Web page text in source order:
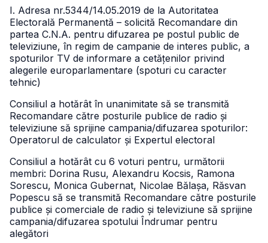
I. Adresa nr.5344/14.05.2019 de la Autoritatea
Electorală Permanentă – solicită Recomandare din
partea C.N.A. pentru difuzarea pe postul public de
televiziune, în regim de campanie de interes public, a
spoturilor TV de informare a cetățenilor privind
alegerile europarlamentare (spoturi cu caracter
tehnic)
Consiliul a hotărât în unanimitate să se transmită
Recomandare către posturile publice de radio și
televiziune să sprijine campania/difuzarea spoturilor:
Operatorul de calculator și Expertul electoral
Consiliul a hotărât cu 6 voturi pentru, următorii
membri: Dorina Rusu, Alexandru Kocsis, Ramona
Sorescu, Monica Gubernat, Nicolae Bălașa, Răsvan
Popescu să se transmită Recomandare către posturile
publice și comerciale de radio și televiziune să sprijine
campania/difuzarea spotului Îndrumar pentru
alegători